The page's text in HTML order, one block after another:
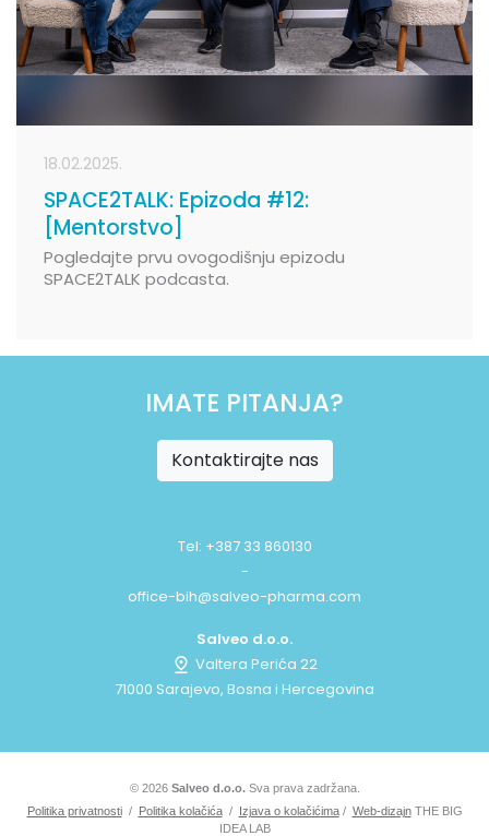
18.02.2025.
SPACE2TALK: Epizoda #12:
[Mentorstvo]
Pogledajte prvu ovogodišnju epizodu
SPACE2TALK podcasta.
IMATE PITANJA?
Kontaktirajte nas
Tel: +387 33 860130
-
office-bih@salveo-pharma.com
Salveo d.o.o.
Valtera Perića 22
71000 Sarajevo, Bosna i Hercegovina
© 2026 Salveo d.o.o.Sva prava zadržana.
Politika privatnosti/ Politika kolačića/ Izjava o kolačićima/ Web-dizajnTHE BIG
IDEA LAB